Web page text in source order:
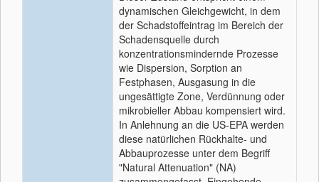
dynamischen Gleichgewicht, in dem
der Schadstoffeintrag im Bereich der
Schadensquelle durch
konzentrationsmindernde Prozesse
wie Dispersion, Sorption an
Festphasen, Ausgasung in die
ungesättigte Zone, Verdünnung oder
mikrobieller Abbau kompensiert wird.
In Anlehnung an die US-EPA werden
diese natürlichen Rückhalte- und
Abbauprozesse unter dem Begriff
"Natural Attenuation" (NA)